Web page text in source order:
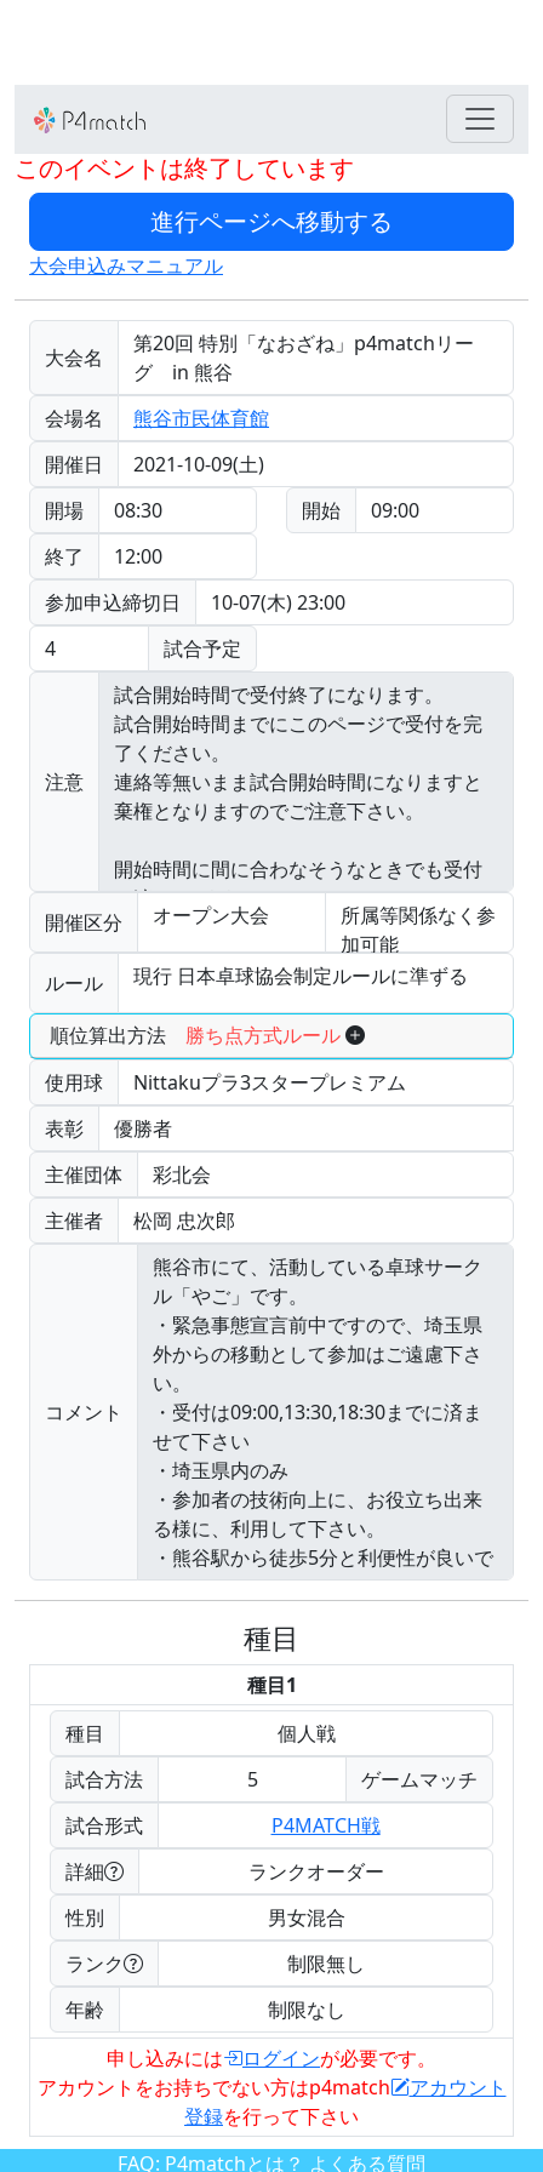
このイベントは終了しています
大会申込みマニュアル
大会名
第20回 特別「なおざね」p4matchリー
グ in 熊谷
会場名
熊谷市民体育館
開催日
2021-10-09(土)
開場
08:30 開始
09:00
終了
12:00
参加申込締切日
10-07(木) 23:00
4
試合予定
注意
開催区分 オープン大会
所属等関係なく参
加可能
ルール
現行 日本卓球協会制定ルールに準ずる
順位算出方法 勝ち点方式ルール
使用球
Nittakuプラ3スタープレミアム
表彰
優勝者
主催団体
彩北会
主催者
松岡 忠次郎
コメント
種目
種目1
種目
個人戦
試合方法
5
ゲームマッチ
試合形式
P4MATCH戦
詳細
ランクオーダー
性別
男女混合
ランク
制限無し
年齢
制限なし
申し込みには
ログインが必要です。
アカウントをお持ちでない方はp4match
アカウント
登録を行って下さい
FAQ: P4matchとは？ よくある質問